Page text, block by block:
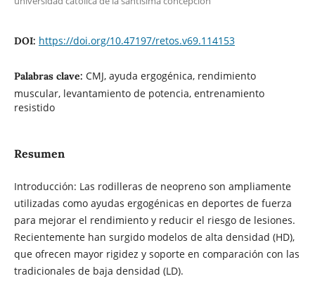
DOI: https://doi.org/10.47197/retos.v69.114153
Palabras clave: CMJ, ayuda ergogénica, rendimiento
muscular, levantamiento de potencia, entrenamiento
resistido
Resumen
Introducción: Las rodilleras de neopreno son ampliamente
utilizadas como ayudas ergogénicas en deportes de fuerza
para mejorar el rendimiento y reducir el riesgo de lesiones.
Recientemente han surgido modelos de alta densidad (HD),
que ofrecen mayor rigidez y soporte en comparación con las
tradicionales de baja densidad (LD).